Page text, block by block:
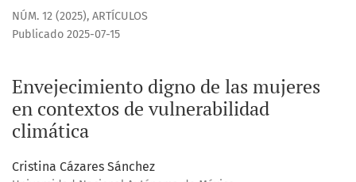
NÚM. 12 (2025), ARTÍCULOS
Envejecimiento digno de las mujeres
en contextos de vulnerabilidad
climática
Publicado 2025-07-15
Cristina Cázares Sánchez